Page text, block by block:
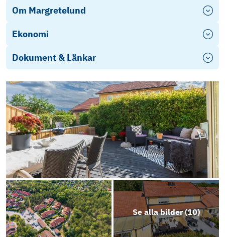
Om Margretelund
Ekonomi
Dokument & Länkar
BRF Videsätra - Årsredovisning 2024
Energideklaration - Tallsättravägen 189-195
Ekonomisk plan
Stadgar
Objektbeskrivning
Se alla bilder (10)